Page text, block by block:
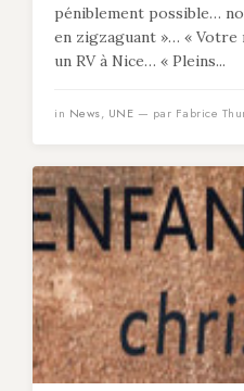
péniblement possible…
en zigzaguant »… « Votre
un RV à Nice… « Pleins...
in News, UNE — par Fabrice